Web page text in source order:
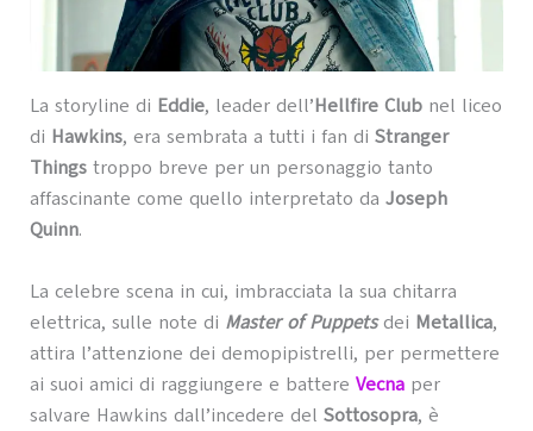
La storyline di Eddie, leader dell’Hellfire Clubnel liceo
di Hawkins, era sembrata a tutti i fan di Stranger
Thingstroppo breve per un personaggio tanto
affascinante come quello interpretato da Joseph
Quinn.
La celebre scena in cui, imbracciata la sua chitarra
elettrica, sulle note di Master of Puppetsdei Metallica,
attira l’attenzione dei demopipistrelli, per permettere
ai suoi amici di raggiungere e battere Vecna per
salvare Hawkins dall’incedere del Sottosopra, è